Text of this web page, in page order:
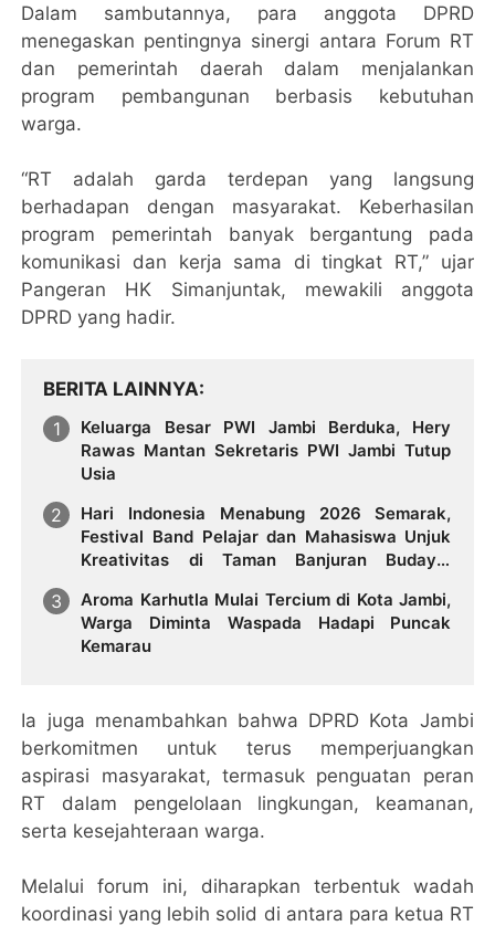
Dalam sambutannya, para anggota DPRD
menegaskan pentingnya sinergi antara Forum RT
dan pemerintah daerah dalam menjalankan
program pembangunan berbasis kebutuhan
warga.
“RT adalah garda terdepan yang langsung
berhadapan dengan masyarakat. Keberhasilan
program pemerintah banyak bergantung pada
komunikasi dan kerja sama di tingkat RT,” ujar
Pangeran HK Simanjuntak, mewakili anggota
DPRD yang hadir.
BERITA LAINNYA
Keluarga Besar PWI Jambi Berduka, Hery
Rawas Mantan Sekretaris PWI Jambi Tutup
Usia
Hari Indonesia Menabung 2026 Semarak,
Festival Band Pelajar dan Mahasiswa Unjuk
Kreativitas di Taman Banjuran Budayo,
Aroma Karhutla Mulai Tercium di Kota Jambi,
Warga Diminta Waspada Hadapi Puncak
Kemarau
Ia juga menambahkan bahwa DPRD Kota Jambi
berkomitmen untuk terus memperjuangkan
aspirasi masyarakat, termasuk penguatan peran
RT dalam pengelolaan lingkungan, keamanan,
serta kesejahteraan warga.
Melalui forum ini, diharapkan terbentuk wadah
koordinasi yang lebih solid di antara para ketua RT